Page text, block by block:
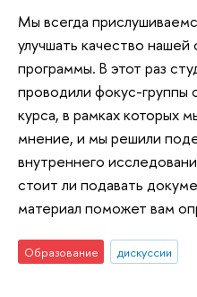
Мы всегда
улучшать качество нашей
программы. В этот раз
проводили фокус-группы
курса, в рамках которых
мнение, и мы решили
внутреннего
стоит ли подавать
материал поможет вам
Образование дискуссии